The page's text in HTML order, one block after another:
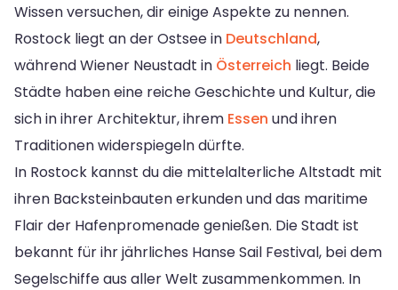
Wissen versuchen, dir einige Aspekte zu nennen.
Rostock liegt an der Ostsee in Deutschland,
während Wiener Neustadt in Österreich liegt. Beide
Städte haben eine reiche Geschichte und Kultur, die
sich in ihrer Architektur, ihrem Essen und ihren
Traditionen widerspiegeln dürfte.
In Rostock kannst du die mittelalterliche Altstadt mit
ihren Backsteinbauten erkunden und das maritime
Flair der Hafenpromenade genießen. Die Stadt ist
bekannt für ihr jährliches Hanse Sail Festival, bei dem
Segelschiffe aus aller Welt zusammenkommen. In